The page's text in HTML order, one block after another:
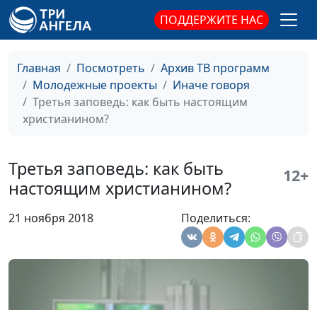
ПОДДЕРЖИТЕ НАС
Главная Посмотреть
Архив ТВ программ
Молодежные проекты
Иначе говоря
Третья заповедь: как быть настоящим
христианином?
Третья заповедь: как быть
настоящим христианином?
12+
21 ноября 2018 Поделиться:
Шестая заповедь:
не навреди
Максим Веренчук,
Татьяна Булатова,
Наталья Булатова,
Юлианна Веренчук, Ольга
Ланг, Богдан Павлюк,
#128
Пятая заповедь:
уважай родителей
Максим Веренчук,
священнослужитель,
Наталья Булатова,
Юлианна Веренчук, Ольга
Ланг, Богдан Павлюк,
#127